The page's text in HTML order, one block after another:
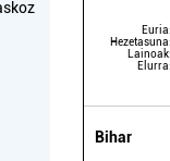
Euria:
Hezetasuna:
Lainoak:
Elurra:
Bihar